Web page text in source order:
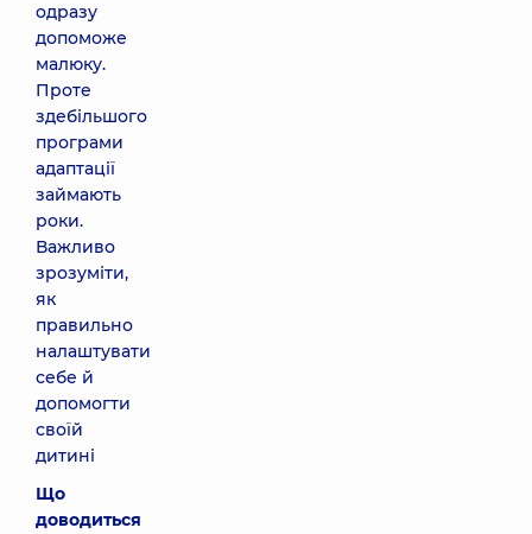
одразу
допоможе
малюку.
Проте
здебільшого
програми
адаптації
займають
роки.
Важливо
зрозуміти,
як
правильно
налаштувати
себе й
допомогти
своїй
дитині
Що
доводиться